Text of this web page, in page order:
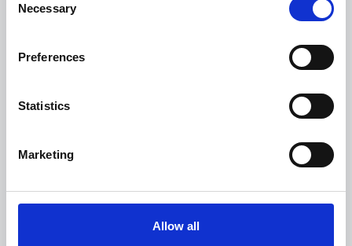
Selection
Necessary
Preferences
Statistics
Marketing
Allow all